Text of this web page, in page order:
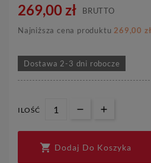
269,00 zł BRUTTO
Najniższa cena produktu 269,00 zł
Dostawa 2-3 dni robocze
ILOŚĆ
 Dodaj Do Koszyka